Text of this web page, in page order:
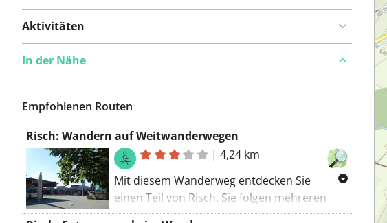
Aktivitäten
In der Nähe
Empfohlenen Routen
Risch: Wandern auf Weitwanderwegen
|4,24 km
Mit diesem Wanderweg entdecken Sie
einen Teil von Risch. Sie folgen mehreren
Wanderwegen entlang dieser Route. Die